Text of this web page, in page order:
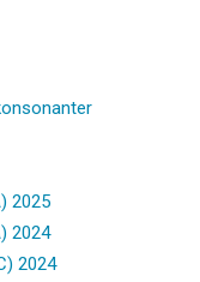
2025
2024
2024